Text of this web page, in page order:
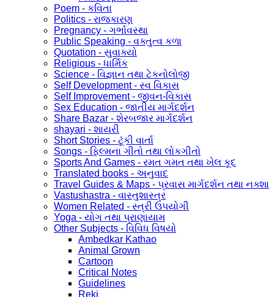
Poem - કવિતા
Politics - રાજકારણ
Pregnancy - ગર્ભાવસ્થા
Public Speaking - વક્તુત્વ કળા
Quotation - સુવાક્યો
Religious - ધાર્મિક
Science - વિજ્ઞાન તથા ટેકનોલોજી
Self Development - સ્વ વિકાસ
Self Improvement - જીવન-વિકાસ
Sex Education - જાતીય માર્ગદર્શન
Share Bazar - શેરબજાર માર્ગદર્શન
shayari - શાયરી
Short Stories - ટૂંકી વાર્તા
Songs - ફિલ્મના ગીતો તથા લોકગીતો
Sports And Games - રમત ગમત તથા ખેલ કૂદ
Translated books - અનુવાદ
Travel Guides & Maps - પ્રવાસ માર્ગદર્શન તથા નક્શા
Vastushastra - વાસ્તુશાસ્ત્ર
Women Related - સ્ત્રી ઉપયોગી
Yoga - યોગ તથા પ્રાણાયામ
Other Subjects - વિવિધ વિષયો
Ambedkar Kathao
Animal Grown
Cartoon
Critical Notes
Guidelines
Reki